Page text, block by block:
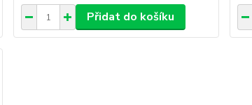
Přidat do košíku